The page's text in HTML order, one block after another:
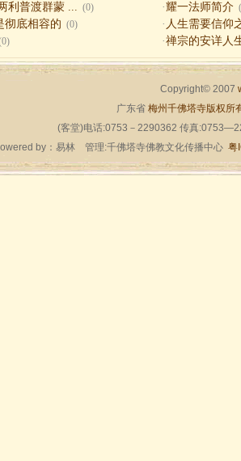
利普渡群蒙 ... (0) ·耀一法师简介
彻底相容的 (0) · 人生需要信仰
·禅宗的安详人
Copyright© 2007
广东省 梅州千佛塔寺版权所
(客堂)电话:0753－2290362 传真
by： 易林管理:千佛塔寺佛教文化传播中心 粤